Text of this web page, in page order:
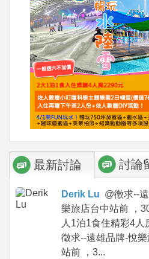
最新討論 討論
Derik Lu @徵求--
樂旅店台中站前 ，
人1泊1食住精彩4人
徵求--遠雄品牌-悅樂
站前 ，3...